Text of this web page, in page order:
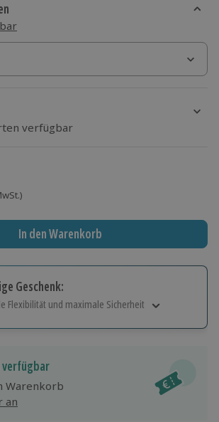
verfügbar
In den Warenkorb
Geschenk:
Flexibilität und maximale Sicherheit
für alle Erlebnisse einlösbar.
verlängerbar.
verfügbar
Warenkorb
an